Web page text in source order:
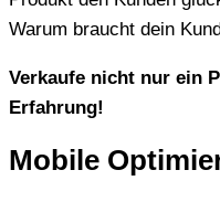
Warum braucht dein
Verkaufe nicht nur ein
Erfahrung!
Mobile